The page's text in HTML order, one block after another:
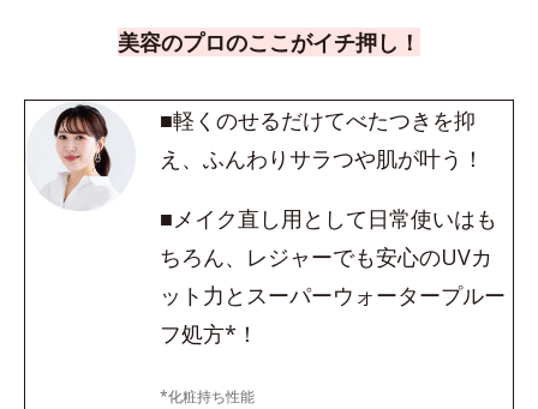
美容のプロのここがイチ押し！
■軽くのせるだけてべたつきを抑
え、ふんわりサラつや肌が叶う！
■メイク直し用として日常使いはも
ちろん、レジャーでも安心のUVカ
ット力とスーパーウォータープルー
フ処方*！
*化粧持ち性能